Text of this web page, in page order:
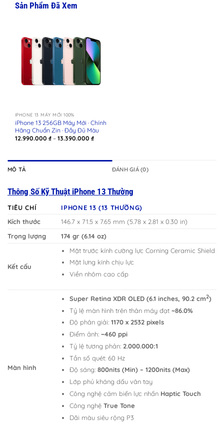
Sản Phẩm Đã Xem
IPHONE 13 MÁY MỚI 100%
iPhone 13 256GB Máy Mới · Chính
Hãng Chuẩn Zin · Đầy Đủ Màu
12.990.000 ₫ – 13.390.000 ₫Khoảng
đến
13.390.000 ₫
MÔ TẢ ĐÁNH GIÁ (0)
Thông Số Kỹ Thuật iPhone 13 Thường
TIÊU CHÍ
IPHONE 13 (13 THƯỜNG)
Kích thước
146.7 x 71.5 x 7.65 mm (5.78 x 2.81 x 0.30 in)
Trọng lượng
174 gr (6.14 oz)
Kết cấu
Mặt trước kính cường lực Corning Ceramic Shield
Mặt lưng kính chịu lực
Viền nhôm cao cấp
Màn hình
Super Retina XDR OLED (6.1 inches, 90.2 cm2)
Tỷ lệ màn hình trên thân máy đạt~86.0%
Độ phân giải:1170 x 2532 pixels
Điểm ảnh:~460 ppi
Tỷ lệ tương phản:2.000.000:1
Tần số quét: 60 Hz
Độ sáng:800nits (Min) – 1200nits (Max)
Lớp phủ kháng dấu vân tay
Công nghệ cảm biến lực nhấn Haptic Touch
Công nghệTrue Tone
Dãi màu siêu rộng P3